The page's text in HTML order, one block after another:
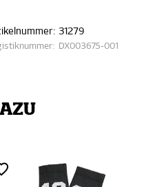
31279
DX003675-001